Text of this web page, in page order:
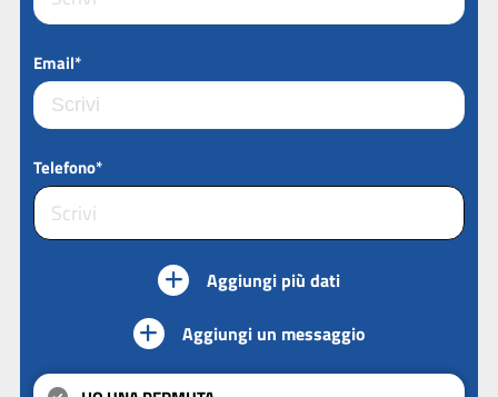
Email*
Telefono*
Aggiungi più dati
Aggiungi un messaggio